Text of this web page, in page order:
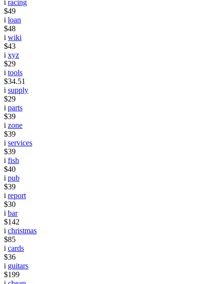
i racing
$49
i loan
$48
i wiki
$43
i xyz
$29
i tools
$34.51
i supply
$29
i parts
$39
i zone
$39
i services
$39
i fish
$40
i pub
$39
i report
$30
i bar
$142
i christmas
$85
i cards
$36
i guitars
$199